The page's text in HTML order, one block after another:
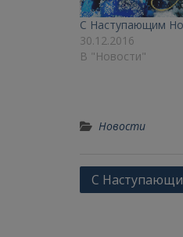
С Наступающим
30.12.2016
В "Новости"
Новости
Навигация
С